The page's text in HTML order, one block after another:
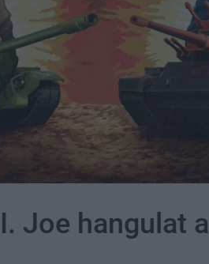
Joe hangulat